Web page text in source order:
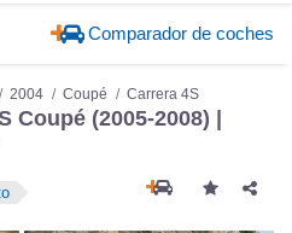
Comparador de coches
2004 Coupé
Carrera 4S
Coupé (2005-2008) |